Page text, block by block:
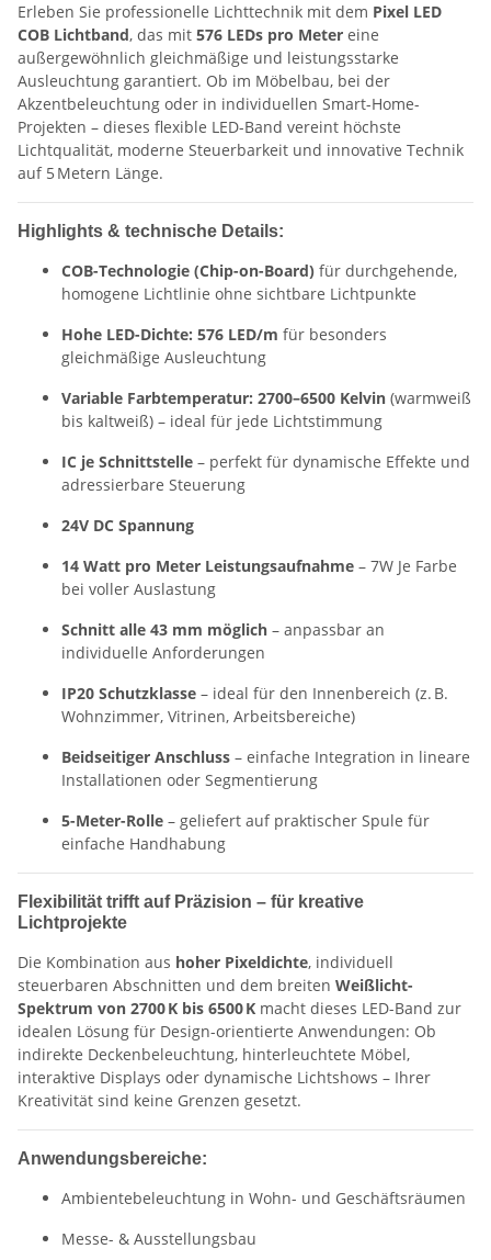
Erleben Sie professionelle Lichttechnik mit dem Pixel LED
COB Lichtband, das mit 576 LEDs pro Meter eine
außergewöhnlich gleichmäßige und leistungsstarke
Ausleuchtung garantiert. Ob im Möbelbau, bei der
Akzentbeleuchtung oder in individuellen Smart-Home-
Projekten – dieses flexible LED-Band vereint höchste
Lichtqualität, moderne Steuerbarkeit und innovative Technik
auf 5 Metern Länge.
Highlights & technische Details:
COB-Technologie (Chip-on-Board) für durchgehende,
homogene Lichtlinie ohne sichtbare Lichtpunkte
Hohe LED-Dichte: 576 LED/m für besonders
gleichmäßige Ausleuchtung
Variable Farbtemperatur: 2700–6500 Kelvin (warmweiß
bis kaltweiß) – ideal für jede Lichtstimmung
IC je Schnittstelle – perfekt für dynamische Effekte und
adressierbare Steuerung
24V DC Spannung
14 Watt pro Meter Leistungsaufnahme – 7W Je Farbe
bei voller Auslastung
Schnitt alle 43 mm möglich – anpassbar an
individuelle Anforderungen
IP20 Schutzklasse – ideal für den Innenbereich (z. B.
Wohnzimmer, Vitrinen, Arbeitsbereiche)
Beidseitiger Anschluss – einfache Integration in lineare
Installationen oder Segmentierung
5-Meter-Rolle – geliefert auf praktischer Spule für
einfache Handhabung
Flexibilität trifft auf Präzision – für kreative
Lichtprojekte
Die Kombination aus hoher Pixeldichte, individuell
steuerbaren Abschnitten und dem breiten Weißlicht-
Spektrum von 2700 K bis 6500 K macht dieses LED-Band zur
idealen Lösung für Design-orientierte Anwendungen: Ob
indirekte Deckenbeleuchtung, hinterleuchtete Möbel,
interaktive Displays oder dynamische Lichtshows – Ihrer
Kreativität sind keine Grenzen gesetzt.
Anwendungsbereiche:
Ambientebeleuchtung in Wohn- und Geschäftsräumen
Messe- & Ausstellungsbau